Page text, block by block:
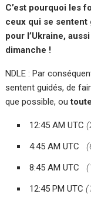
C’est pourquoi les
ceux qui se sentent
pour l’Ukraine,
dimanche !
NDLE : Par
sentent guidés, de
que possible, ou
12:45 AM UTC
4:45 AM UTC
8:45 AM UTC
12:45 PM UTC